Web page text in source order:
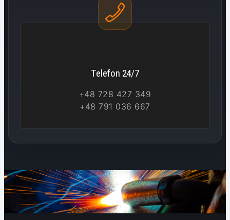
Telefon 24/7
+48 728 427 349
+48 791 036 667